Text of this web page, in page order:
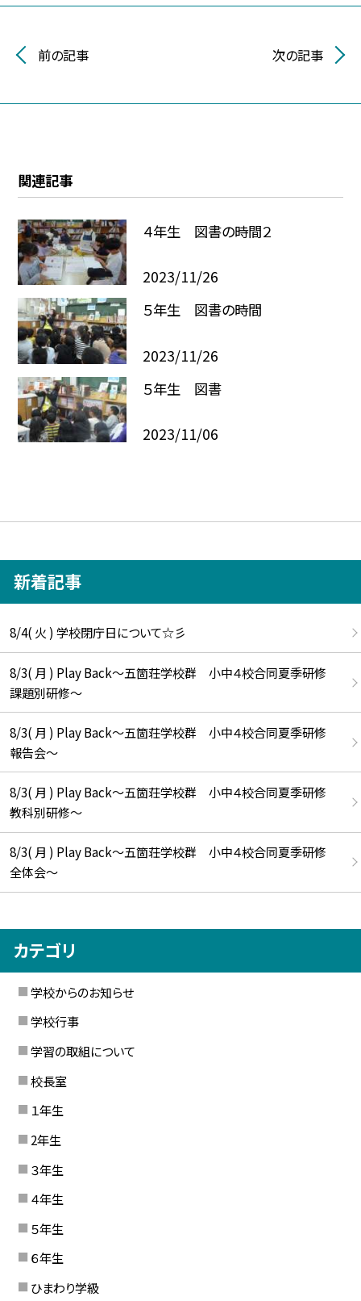
前の記事 次の記事
関連記事
４年生 図書の時間２
2023/11/26
５年生 図書の時間
2023/11/26
５年生 図書
2023/11/06
新着記事
8/4( 火 ) 学校閉庁日について☆彡
8/3( 月 ) Play Back～五箇荘学校群 小中４校合同夏季研修
課題別研修～
8/3( 月 ) Play Back～五箇荘学校群 小中４校合同夏季研修
報告会～
8/3( 月 ) Play Back～五箇荘学校群 小中４校合同夏季研修
教科別研修～
8/3( 月 ) Play Back～五箇荘学校群 小中４校合同夏季研修
全体会～
カテゴリ
学校からのお知らせ
学校行事
学習の取組について
校長室
１年生
2年生
３年生
４年生
５年生
６年生
ひまわり学級